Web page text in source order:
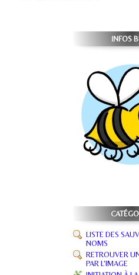
INFOS
LISTE DES
NOMS
RETROUVER
PAR L'IMAGE